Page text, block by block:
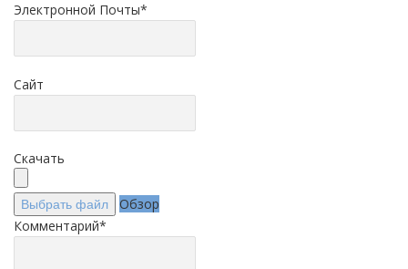
Электронной Почты*
Сайт
Скачать
Выбрать файл
Обзор
Комментарий*